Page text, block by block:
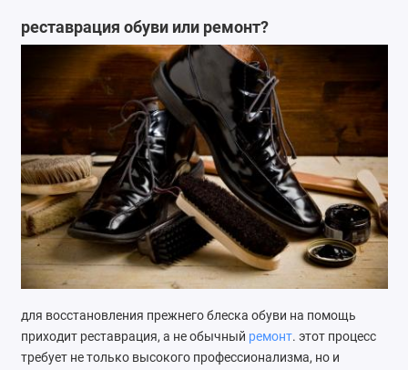
Швейный цех
Гравировка
Макеты для печати на кружках
Показать все
реставрация обуви или ремонт?
для восстановления прежнего блеска обуви на помощь
приходит реставрация, а не обычный ремонт. этот процесс
требует не только высокого профессионализма, но и